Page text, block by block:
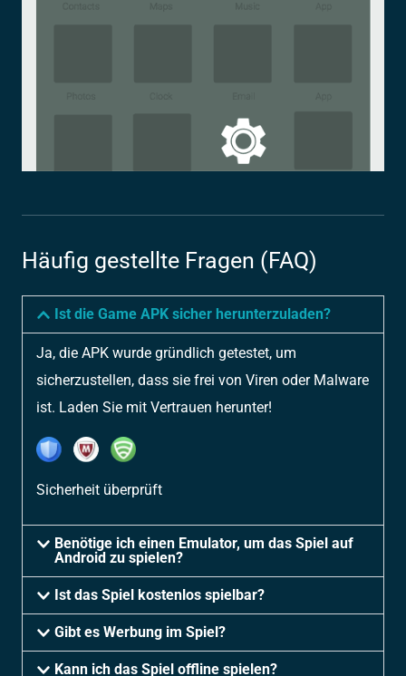
Häufig gestellte Fragen (FAQ)
Ist die Game APK sicher herunterzuladen?
Ja, die APK wurde gründlich getestet, um
sicherzustellen, dass sie frei von Viren oder Malware
ist. Laden Sie mit Vertrauen herunter!
Sicherheit überprüft
Benötige ich einen Emulator, um das Spiel auf
Android zu spielen?
Ist das Spiel kostenlos spielbar?
Gibt es Werbung im Spiel?
Kann ich das Spiel offline spielen?